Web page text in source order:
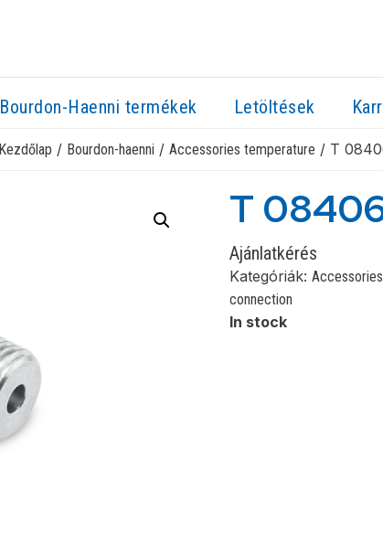
Bourdon-Haenni termékek Letöltések
Kezdőlap / Bourdon-haenni / Accessories temperature / T
T
Ajánlatkérés
Kategóriák:
connection
In stock